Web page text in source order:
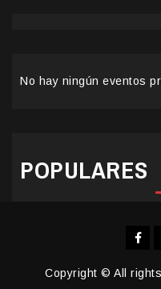
No hay ningún eventos
POPULARES
Copyright © All